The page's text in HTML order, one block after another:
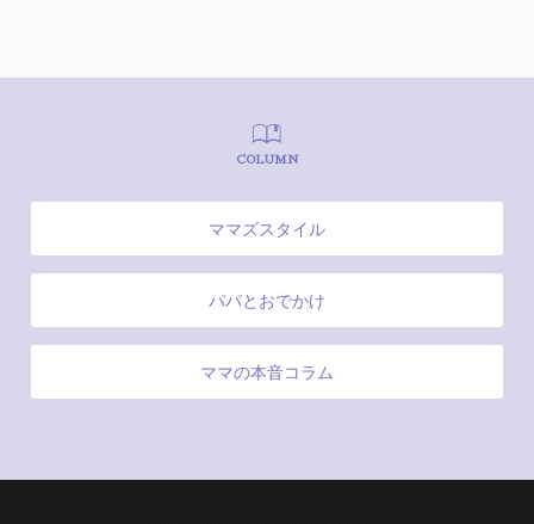
COLUMN
ママズスタイル
パパとおでかけ
ママの本音コラム